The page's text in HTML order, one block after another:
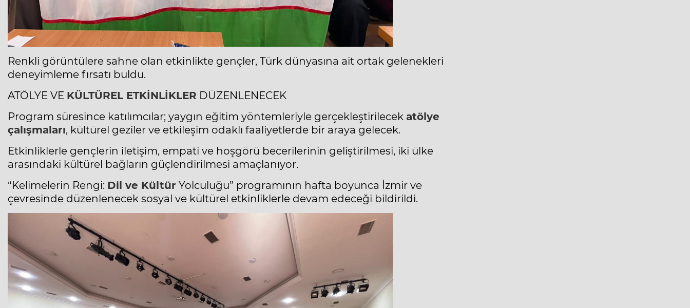
Renkli görüntülere sahne olan etkinlikte gençler, Türk dünyasına ait ortak gelenekleri
deneyimleme fırsatı buldu.
ATÖLYE VE KÜLTÜREL ETKİNLİKLER DÜZENLENECEK
Program süresince katılımcılar; yaygın eğitim yöntemleriyle gerçekleştirilecek atölye
çalışmaları, kültürel geziler ve etkileşim odaklı faaliyetlerde bir araya gelecek.
Etkinliklerle gençlerin iletişim, empati ve hoşgörü becerilerinin geliştirilmesi, iki ülke
arasındaki kültürel bağların güçlendirilmesi amaçlanıyor.
“Kelimelerin Rengi: Dil ve Kültür Yolculuğu” programının hafta boyunca İzmir ve
çevresinde düzenlenecek sosyal ve kültürel etkinliklerle devam edeceği bildirildi.